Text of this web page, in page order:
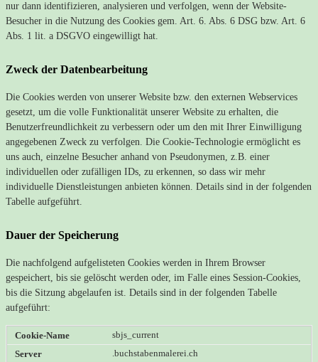
nur dann identifizieren, analysieren und verfolgen, wenn der Website-
Besucher in die Nutzung des Cookies gem. Art. 6. Abs. 6 DSG bzw. Art. 6
Abs. 1 lit. a DSGVO eingewilligt hat.
Zweck der Datenbearbeitung
Die Cookies werden von unserer Website bzw. den externen Webservices
gesetzt, um die volle Funktionalität unserer Website zu erhalten, die
Benutzerfreundlichkeit zu verbessern oder um den mit Ihrer Einwilligung
angegebenen Zweck zu verfolgen. Die Cookie-Technologie ermöglicht es
uns auch, einzelne Besucher anhand von Pseudonymen, z.B. einer
individuellen oder zufälligen IDs, zu erkennen, so dass wir mehr
individuelle Dienstleistungen anbieten können. Details sind in der folgenden
Tabelle aufgeführt.
Dauer der Speicherung
Die nachfolgend aufgelisteten Cookies werden in Ihrem Browser
gespeichert, bis sie gelöscht werden oder, im Falle eines Session-Cookies,
bis die Sitzung abgelaufen ist. Details sind in der folgenden Tabelle
aufgeführt:
sbjs_current
.buchstabenmalerei.ch